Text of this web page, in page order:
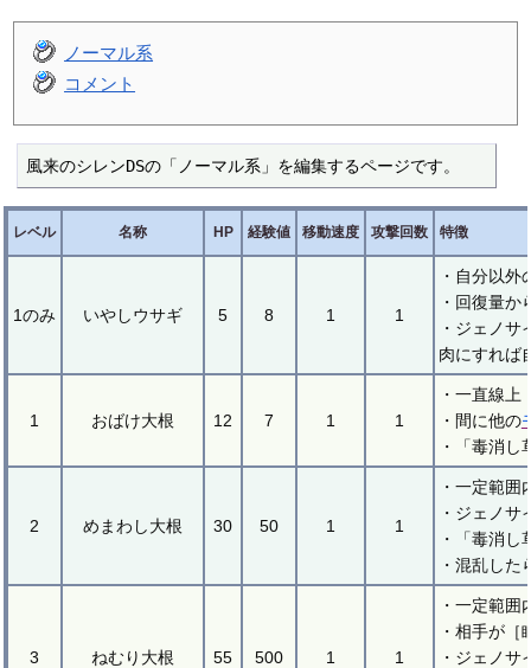
ノーマル系
コメント
風来のシレンDSの「ノーマル系」を編集するページです。
レベル 名称 HP 経験値 移動速度 攻撃回数 特徴
1のみ いやしウサギ 5 8 1 1
・自分以外
・回復量
・ジェノ
肉にすれば
1 おばけ大根 12 7 1 1
・一直線
・間に他の
・「毒消
2 めまわし大根 30 50 1 1
・一定範
・ジェノ
・「毒消
・混乱し
3 ねむり大根 55 500 1 1
・一定範
・相手が
・ジェノ